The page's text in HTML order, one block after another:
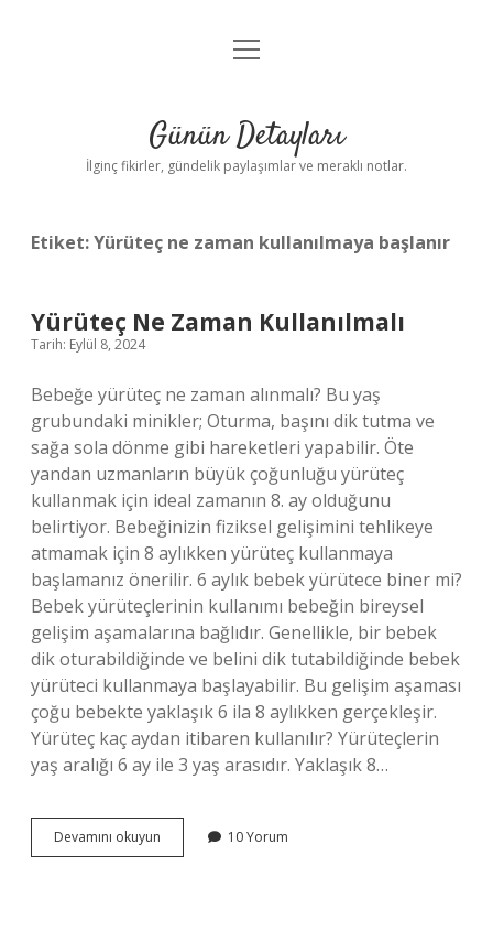
Gizlilik Politikası
Yasal Uyarı
menüyü
Günün Detayları
İlginç fikirler, gündelik paylaşımlar ve meraklı notlar.
Etiket:Yürüteç ne zaman kullanılmaya başlanır
Yürüteç Ne Zaman Kullanılmalı
Tarih: Eylül 8, 2024
Bebeğe yürüteç ne zaman alınmalı? Bu yaş
grubundaki minikler; Oturma, başını dik tutma ve
sağa sola dönme gibi hareketleri yapabilir. Öte
yandan uzmanların büyük çoğunluğu yürüteç
kullanmak için ideal zamanın 8. ay olduğunu
belirtiyor. Bebeğinizin fiziksel gelişimini tehlikeye
atmamak için 8 aylıkken yürüteç kullanmaya
başlamanız önerilir. 6 aylık bebek yürütece biner mi?
Bebek yürüteçlerinin kullanımı bebeğin bireysel
gelişim aşamalarına bağlıdır. Genellikle, bir bebek
dik oturabildiğinde ve belini dik tutabildiğinde bebek
yürüteci kullanmaya başlayabilir. Bu gelişim aşaması
çoğu bebekte yaklaşık 6 ila 8 aylıkken gerçekleşir.
Yürüteç kaç aydan itibaren kullanılır? Yürüteçlerin
yaş aralığı 6 ay ile 3 yaş arasıdır. Yaklaşık 8…
Devamını okuyun
Ne
10 Yorum